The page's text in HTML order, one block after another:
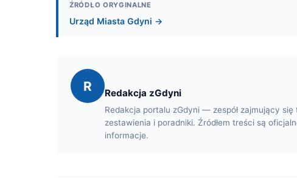
ŹRÓDŁO ORYGINALNE
Urząd Miasta Gdyni →
R Redakcja zGdyni
Redakcja portalu zGdyni — zespół zajmujący
zestawienia i poradniki. Źródłem treści są
informacje.